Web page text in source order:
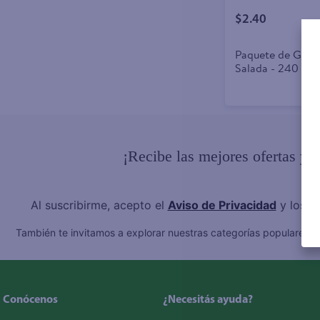
$2.40
Paquete de
Salada - 240 g
¡Recibe las mejores ofertas y
Al suscribirme, acepto el Aviso de Privacidad y los
También te invitamos a explorar nuestras categorías populares:
Conócenos ¿Necesitás ayuda?